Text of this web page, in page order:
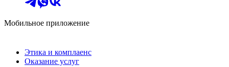
Мобильное приложение
Этика и комплаенс
Оказание услуг